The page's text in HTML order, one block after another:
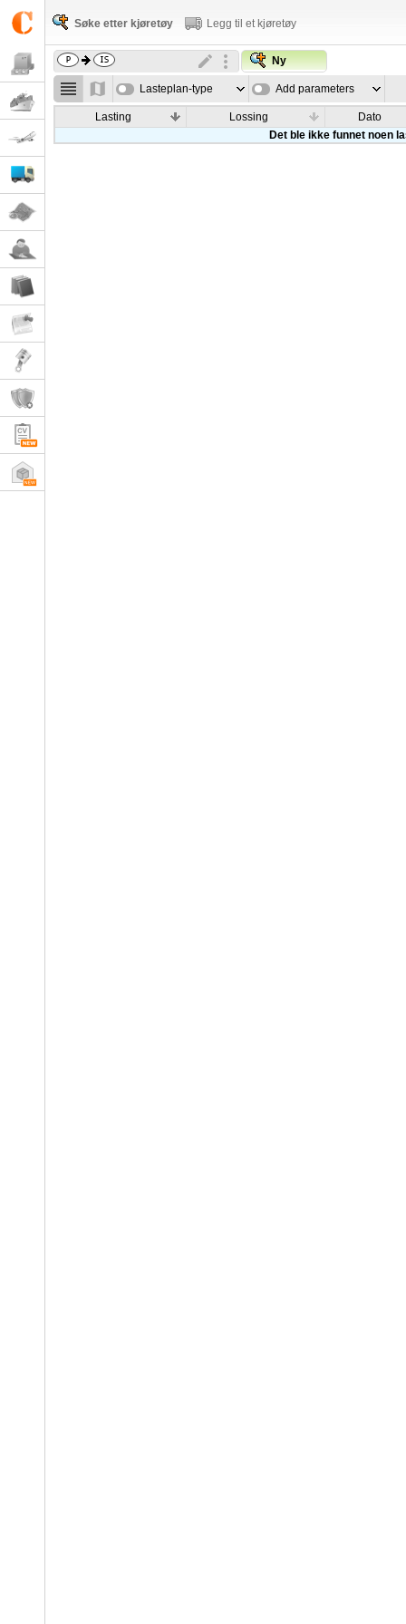
Søke etter kjøretøy Legg til et kjøretøy
Ny
Lasteplan-type Add parameters
Lasting Lossing
Dato
Det ble ikke funnet noen